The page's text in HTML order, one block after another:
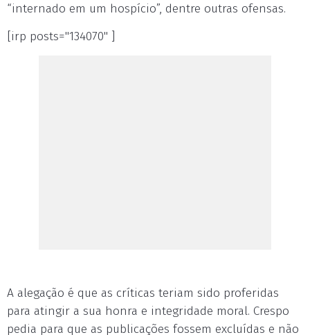
“internado em um hospício”, dentre outras ofensas.
[irp posts="134070" ]
A alegação é que as críticas teriam sido proferidas
para atingir a sua honra e integridade moral. Crespo
pedia para que as publicações fossem excluídas e não